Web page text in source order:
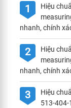
1
Hiệu
nhanh, chính
2
Hiệu
nhanh, chính
3
Hiệu
513-